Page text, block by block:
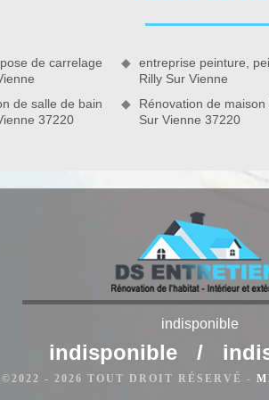
de plaques de plâtre et la personnalisation
– DS Entretien 37
de carrelage
de salle de bain
37220
entreprise peinture,
Rilly Sur Vienne
Rénovation de maison
Sur Vienne 37220
indisponible
indisponible /
©2022 - 2026 TOUT DROIT RÉSERVÉ -